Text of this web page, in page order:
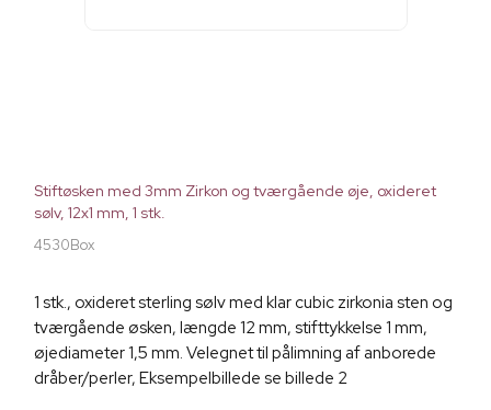
Stiftøsken med 3mm Zirkon og tværgående øje, oxideret
sølv, 12x1 mm, 1 stk.
4530Box
1 stk., oxideret sterling sølv med klar cubic zirkonia sten og
tværgående øsken, længde 12 mm, stifttykkelse 1 mm,
øjediameter 1,5 mm. Velegnet til pålimning af anborede
dråber/perler, Eksempelbillede se billede 2